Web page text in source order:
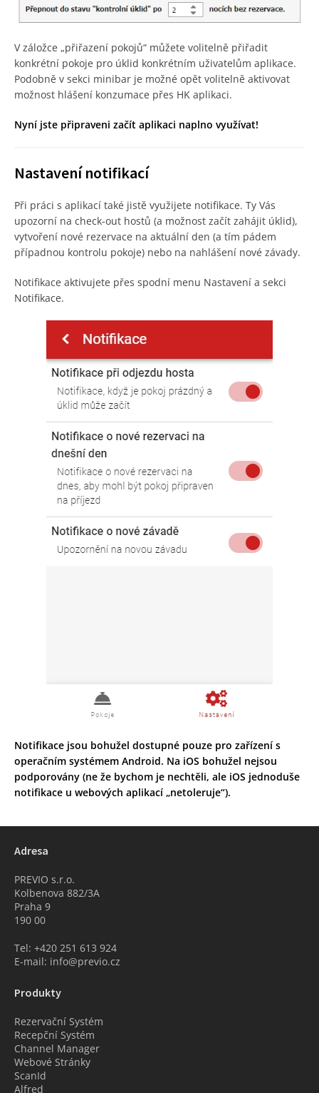
V záložce „přiřazení pokojů“ můžete volitelně přiřadit
konkrétní pokoje pro úklid konkrétním uživatelům aplikace.
Podobně v sekci minibar je možné opět volitelně aktivovat
možnost hlášení konzumace přes HK aplikaci.
Nyní jste připraveni začít aplikaci naplno využívat!
Nastavení notifikací
Při práci s aplikací také jistě využijete notifikace. Ty Vás
upozorní na check-out hostů (a možnost začít zahájit úklid),
vytvoření nové rezervace na aktuální den (a tím pádem
případnou kontrolu pokoje) nebo na nahlášení nové závady.
Notifikace aktivujete přes spodní menu Nastavení a sekci
Notifikace.
Notifikace jsou bohužel dostupné pouze pro zařízení s
operačním systémem Android. Na iOS bohužel nejsou
podporovány (ne že bychom je nechtěli, ale iOS jednoduše
notifikace u webových aplikací „netoleruje“).
Adresa
PREVIO s.r.o.
Kolbenova 882/3A
Praha 9
190 00
Tel: +420 251 613 924
E-mail: info@previo.cz
Produkty
Rezervační Systém
Recepční Systém
Channel Manager
Webové Stránky
ScanId
Alfred